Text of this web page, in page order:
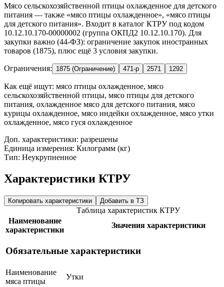
Мясо сельскохозяйственной птицы охлажденное для детского
питания — также «мясо птицы охлажденное», «мясо птицы
для детского питания». Входит в каталог КТРУ под кодом
10.12.10.170-00000002 (группа ОКПД2 10.12.10.170). Для
закупки важно (44-ФЗ): ограничение закупок иностранных
товаров (1875), плюс ещё 3 условия закупки.
Ограничения: 1875 (Ограничение) 471-р 2571 1292
Как ещё ищут: мясо птицы охлажденное, мясо
сельскохозяйственной птицы, мясо птицы для детского
питания, охлажденное мясо для детского питания, мясо
курицы охлажденное, мясо индейки охлажденное, мясо утки
охлажденное, мясо гуся охлажденное
Доп. характеристики: разрешены
Единица измерения: Килограмм (кг)
Тип: Неукрупненное
Характеристики КТРУ
Копировать характеристики Добавить в ТЗ
Таблица характеристик КТРУ
Наименование
характеристики
Значения характеристики
Обязательные характеристики
Наименование
мяса птицы
Утки